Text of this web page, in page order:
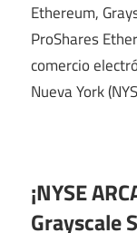
Ethereum,
ProShares
comercio
Nueva York
¡NYSE
Grayscale